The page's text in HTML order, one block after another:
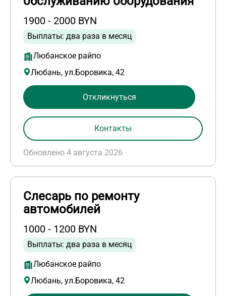
1900 - 2000 BYN
Выплаты: два раза в месяц
Любанское райпо
Любань, ул.Боровика, 42
Обновлено 4 августа 2026
Откликнуться
Контакты
Слесарь по ремонту
автомобилей
1000 - 1200 BYN
Выплаты: два раза в месяц
Любанское райпо
Любань, ул.Боровика, 42